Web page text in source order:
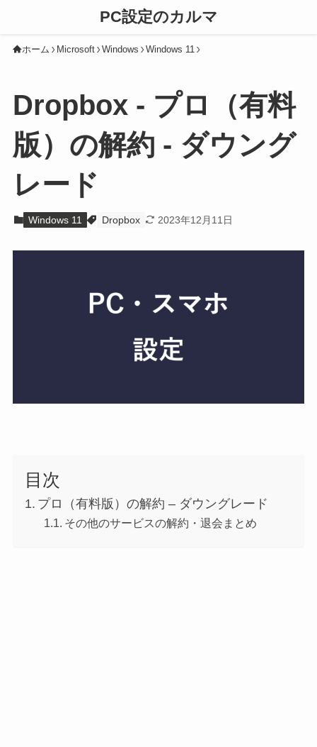
PC設定のカルマ
ホーム Microsoft Windows Windows 11
Dropbox - プロ（有料
版）の解約 - ダウング
レード
Windows 11 Dropbox 2023年12月11日
目次
プロ（有料版）の解約 – ダウングレード
その他のサービスの解約・退会まとめ